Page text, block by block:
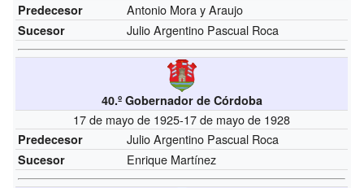
Predecesor Antonio Mora y Araujo
Sucesor Julio Argentino Pascual Roca
40.º Gobernador de Córdoba
17 de mayo de 1925-17 de mayo de 1928
Predecesor Julio Argentino Pascual Roca
Sucesor Enrique Martínez